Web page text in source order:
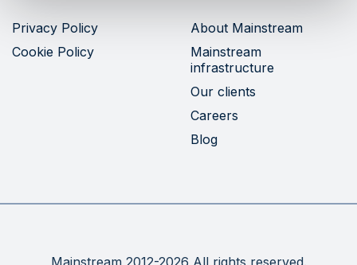
Privacy Policy
Cookie Policy
About Mainstream
Mainstream
infrastructure
Our clients
Careers
Blog